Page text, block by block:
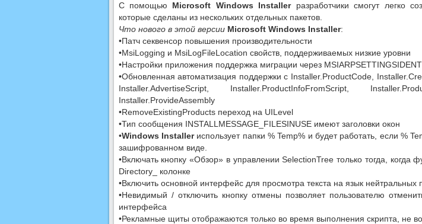
С помощью Microsoft Windows Installerразработчики смогут легко
которые сделаны из нескольких отдельных пакетов.
Что нового в этой версии Microsoft Windows Installer:
•Патч секвенсор повышения производительности
•MsiLogging и MsiLogFileLocation свойств, поддерживаемых низкие уровни
•Настройки приложения поддержка миграции через
•Обновленная автоматизация поддержки с Installer.ProductCode,
Installer.AdvertiseScript, Installer.ProductInfoFromScript,
Installer.ProvideAssembly
•RemoveExistingProducts переход на UILevel
•Тип сообщения INSTALLMESSAGE_FILESINUSE имеют заголовки окон
•Windows Installerиспользует папки % Temp% и будет работать, если %
зашифрованном виде.
•Включать кнопку «Обзор» в управлении SelectionTree только тогда, когда
Directory_ колонке
•Включить основной интерфейс для просмотра текста на язык нейтральных
•Невидимый / отключить кнопку отмены позволяет пользователю
интерфейса
•Рекламные щиты отображаются только во время выполнения скрипта, не